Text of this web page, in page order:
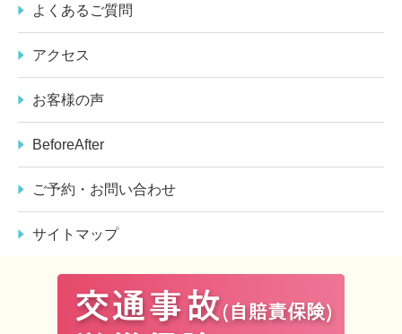
よくあるご質問
アクセス
お客様の声
BeforeAfter
ご予約・お問い合わせ
サイトマップ